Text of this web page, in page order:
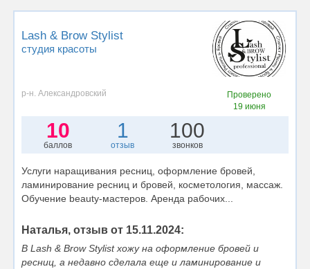
Lash & Brow Stylist
студия красоты
р-н. Александровский
Проверено
19 июня
10
баллов
1
отзыв
100
звонков
Услуги наращивания ресниц, оформление бровей,
ламинирование ресниц и бровей, косметология, массаж.
Обучение beauty-мастеров. Аренда рабочих...
Наталья, отзыв от 15.11.2024:
В Lash & Brow Stylist хожу на оформление бровей и
ресниц, а недавно сделала еще и ламинирование и